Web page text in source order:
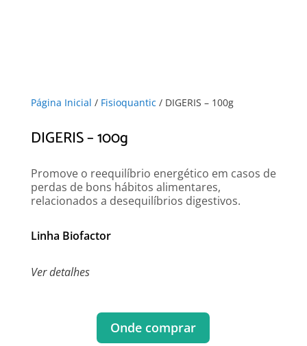
Página Inicial / Fisioquantic / DIGERIS – 100g
DIGERIS – 100g
Promove o reequilíbrio energético em casos de
perdas de bons hábitos alimentares,
relacionados a desequilíbrios digestivos.
Linha Biofactor
Ver detalhes
Onde comprar